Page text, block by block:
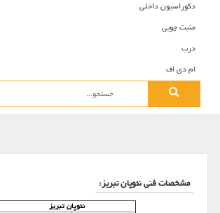
دکوراسیون داخلی
منبت چوبی
درب
ام دی اف
Search
مشخصات فنی نئوپان تبریز:
نئوپان تبریز